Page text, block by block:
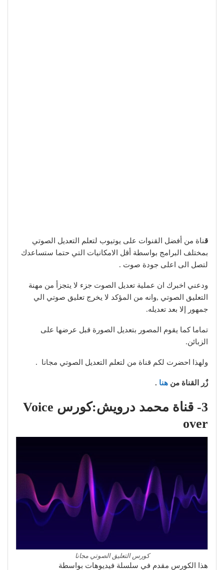
قناة من أفضل القنوات على يوتيوب لتعلم التعديل الصوتي
بمختلف البرامج بواسطة أقل الامكانيات التي حتما ستساعدك
لتصل الى اعلى جودة صوت .
ودعني اخبرك ان عملية تعديل الصوت جزء لا يتجزأ من مهنة
التعليق الصوتي ,وانه من المؤكد لا يخرج تعليق صوتي الي
جمهور إلا بعد تعديله.
تماما كما يقوم المصور بتعديل الصورة قبل عرضها على
الزبائن.
ولهذا احضرت لكم قناة من لتعلم التعديل الصوتي مجانا .
زٌر القناة من هنا .
3- قناة محمد درويش:كورس Voice
over
كورس التعليق الصوتي مجانا
هذا الكورس مقدم في سلسلة فيديوهات بواسطة